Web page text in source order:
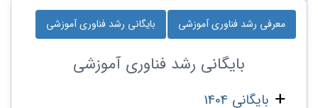
معرفی رشد فناوری آموزشی بایگانی رشد فناوری آموزشی
بایگانی رشد فناوری آموزشی
بایگانی 1404